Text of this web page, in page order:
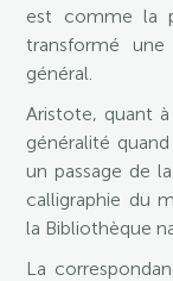
est comme la
transformé
général.
Aristote, quant
généralité
un passage de la
calligraphie du
la Bibliothèque
La